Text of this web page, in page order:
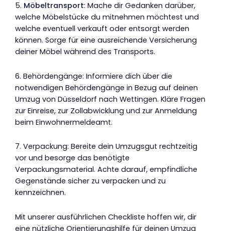
5. Möbeltransport: Mache dir Gedanken darüber,
welche Möbelstücke du mitnehmen möchtest und
welche eventuell verkauft oder entsorgt werden
können. Sorge für eine ausreichende Versicherung
deiner Möbel während des Transports.
6. Behördengänge: Informiere dich über die
notwendigen Behördengänge in Bezug auf deinen
Umzug von Düsseldorf nach Wettingen. Kläre Fragen
zur Einreise, zur Zollabwicklung und zur Anmeldung
beim Einwohnermeldeamt.
7. Verpackung: Bereite dein Umzugsgut rechtzeitig
vor und besorge das benötigte
Verpackungsmaterial. Achte darauf, empfindliche
Gegenstände sicher zu verpacken und zu
kennzeichnen.
Mit unserer ausführlichen Checkliste hoffen wir, dir
eine nützliche Orientierungshilfe für deinen Umzug